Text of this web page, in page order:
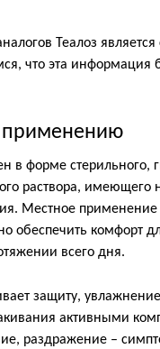
Теалоз
что эта информация
применению
в форме стерильного,
раствора, имеющего
Местное применение
обеспечить комфорт
всего дня.
защиту,
активными
раздражение –